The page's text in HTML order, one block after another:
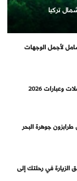
لأجمل الوجهات
وعبارات 2026
طرابزون جوهرة البحر
الزيارة في رحلتك إلى